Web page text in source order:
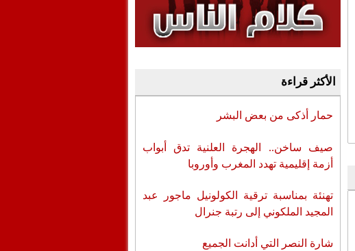
أن تطال المسؤولين
وفيديو
الأكثر قراءة
حمار أذكى من بعض البشر
صيف ساخن.. الهجرة العلنية تدق أبواب
أزمة إقليمية تهدد المغرب وأوروبا
تهنئة بمناسبة ترقية الكولونيل ماجور عبد
المجيد الملكوني إلى رتبة جنرال
شارة النصر التي أدانت الجميع